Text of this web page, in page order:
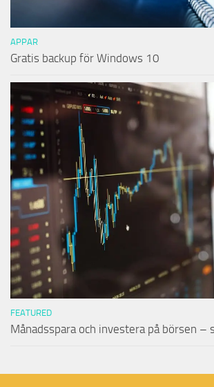
APPAR
Gratis backup för Windows 10
FEATURED
Månadsspara och investera på börsen –